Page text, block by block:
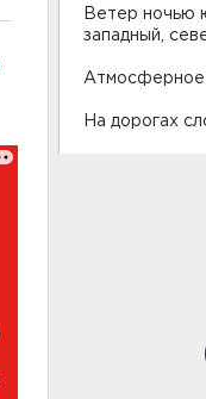
Ветер ночью
западный,
Атмосферное
На дорогах